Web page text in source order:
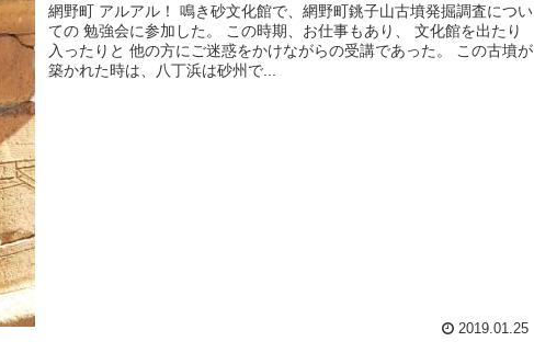
網野町 アルアル！ 鳴き砂文化館で、網野町銚子山古墳発掘調査につい
ての 勉強会に参加した。 この時期、お仕事もあり、 文化館を出たり
入ったりと 他の方にご迷惑をかけながらの受講であった。 この古墳が
築かれた時は、八丁浜は砂州で...
2019.01.25